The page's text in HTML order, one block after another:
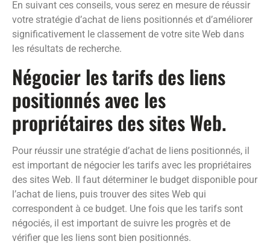
En suivant ces conseils, vous serez en mesure de réussir
votre stratégie d’achat de liens positionnés et d’améliorer
significativement le classement de votre site Web dans
les résultats de recherche.
Négocier les tarifs des liens
positionnés avec les
propriétaires des sites Web.
Pour réussir une stratégie d’achat de liens positionnés, il
est important de négocier les tarifs avec les propriétaires
des sites Web. Il faut déterminer le budget disponible pour
l’achat de liens, puis trouver des sites Web qui
correspondent à ce budget. Une fois que les tarifs sont
négociés, il est important de suivre les progrès et de
vérifier que les liens sont bien positionnés.